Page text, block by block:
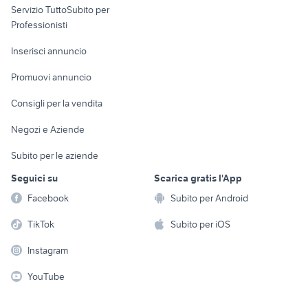
Informatica
Console e
Fotografia
Telefonia
Biciclette
Servizio TuttoSubito per
Professionisti
Inserisci annuncio
Promuovi annuncio
Consigli per la vendita
Negozi e Aziende
Subito per le aziende
Seguici su
Facebook
TikTok
Instagram
YouTube
Scarica gratis l'App
Subito per Android
Subito per iOS